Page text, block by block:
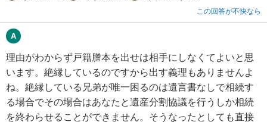
この回答が不快なら
理由がわからず戸籍謄本を出せは相手にしなくてよいと思
います。絶縁しているのですから出す義理もありませんよ
ね。絶縁している兄弟が唯一困るのは遺言書なしで相続す
る場合でその場合はあなたと遺産分割協議を行うしか相続
を終わらせることができません。そうなったとしても直接